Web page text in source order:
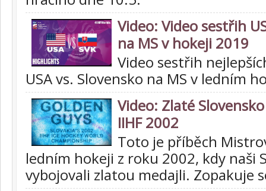
Video: Video sestřih
na MS v hokeji 2019
Video sestřih
USA vs. Slovensko na MS v ledním
Video: Zlaté
IIHF 2002
Toto je příběch
ledním hokeji z roku 2002, kdy naši
vybojovali zlatou medajli. Zopakuje